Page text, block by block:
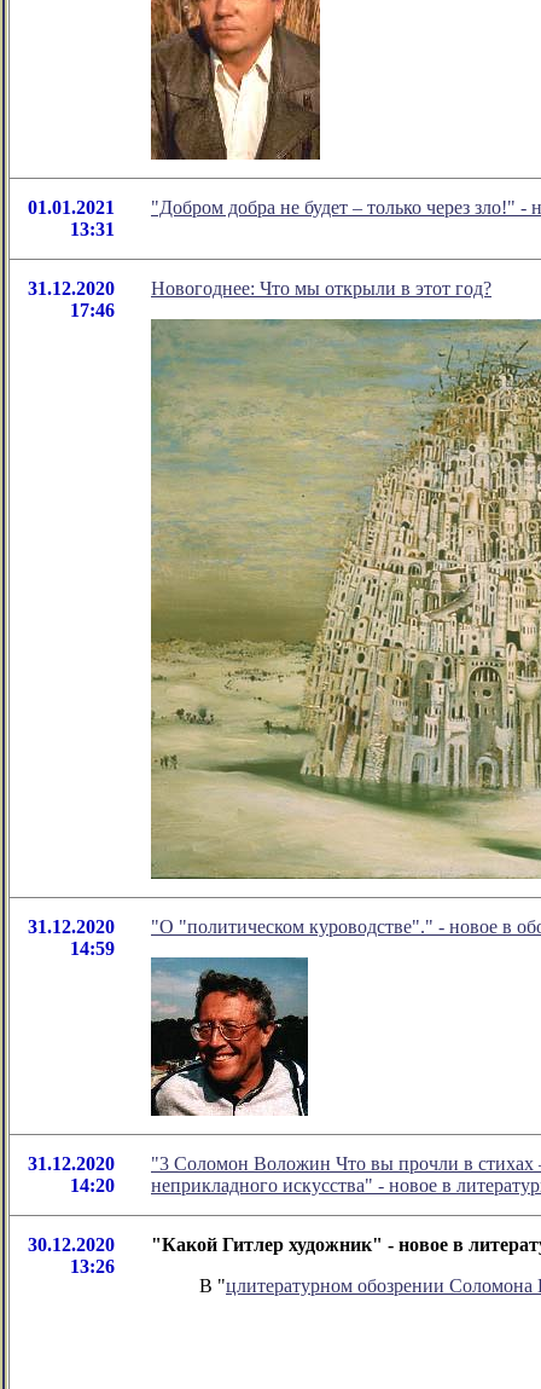
01.01.2021
13:31
"Добром добра не будет – только через зло!"
31.12.2020
17:46
Новогоднее: Что мы открыли в этот год?
31.12.2020
14:59
"О "политическом куроводстве"." - новое в
31.12.2020
14:20
"3 Соломон Воложин Что вы прочли в стихах –
неприкладного искусства" - новое в
30.12.2020
13:26
"Какой Гитлер художник" - новое в
В "цлитературном обозрении